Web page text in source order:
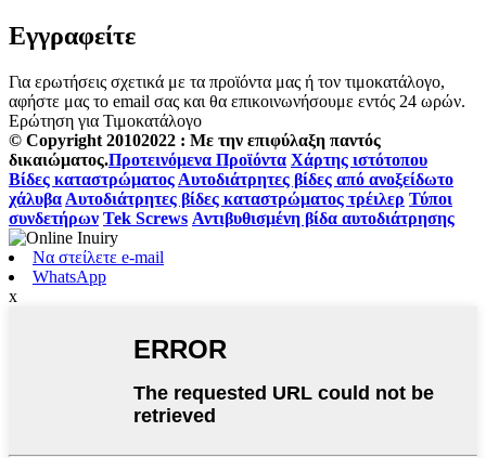
Εγγραφείτε
Για ερωτήσεις σχετικά με τα προϊόντα μας ή τον τιμοκατάλογο,
αφήστε μας το email σας και θα επικοινωνήσουμε εντός 24 ωρών.
Ερώτηση για Τιμοκατάλογο
© Copyright 20102022 : Με την επιφύλαξη παντός
δικαιώματος.Προτεινόμενα Προϊόντα Χάρτης ιστότοπου
Βίδες καταστρώματος Αυτοδιάτρητες βίδες από ανοξείδωτο
χάλυβα Αυτοδιάτρητες βίδες καταστρώματος τρέιλερ Τύποι
συνδετήρων Tek Screws Αντιβυθισμένη βίδα αυτοδιάτρησης
Να στείλετε e-mail
WhatsApp
x